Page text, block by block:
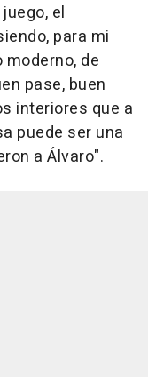
el
para mi
de
pase, buen
interiores que a
puede ser una
a Álvaro".